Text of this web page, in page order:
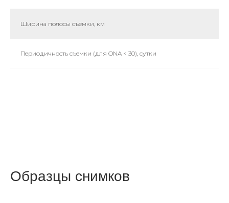
Ширина полосы съемки, км
Периодичность съемки (для ONA < 30), сутки
Образцы снимков